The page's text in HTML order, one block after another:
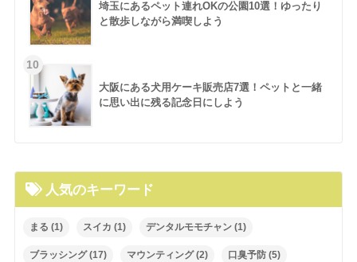
埼玉にあるペット連れOKの公園10選！ゆったり
と散歩しながら満喫しよう
大阪にある犬用ケーキ販売店7選！ペットと一緒
に思い出に残る記念日にしよう
人気のキーワード
まる (1) スイカ (1) デンタルモモチャン(1)
ブラッシング(17) マウンティング(2) 口臭予防(5)